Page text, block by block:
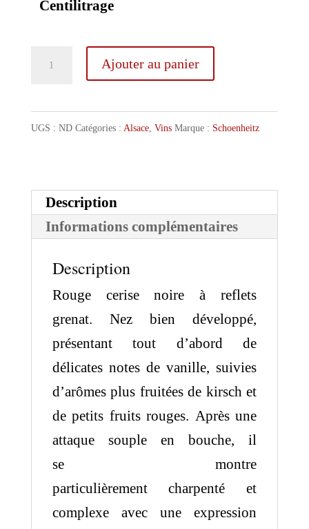
Centilitrage
quantité
Pinot
Ajouter au panier
UGS : ND Catégories : Alsace, Vins Marque : Schoenheitz
Description
Informations complémentaires
Description
Rouge cerise noire à reflets
grenat. Nez bien développé,
présentant tout d’abord de
délicates notes de vanille, suivies
d’arômes plus fruitées de kirsch et
de petits fruits rouges. Après une
attaque souple en bouche, il
se montre
particulièrement charpenté et
complexe avec une expression